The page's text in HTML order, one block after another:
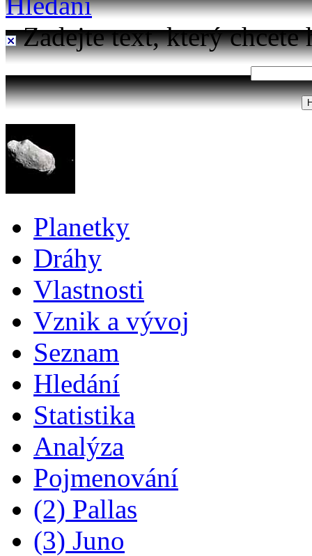
Zadejte text, který chcete
Planetky
Dráhy
Vlastnosti
Vznik a vývoj
Seznam
Hledání
Statistika
Analýza
Pojmenování
(2) Pallas
(3) Juno